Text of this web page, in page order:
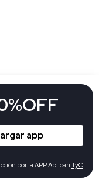
app
por la APP Aplican TyC